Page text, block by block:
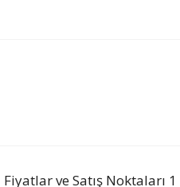
ve Satış Noktaları